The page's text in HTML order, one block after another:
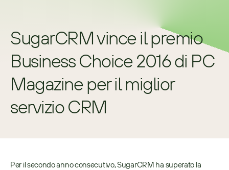
SugarCRM vince il premio
Business Choice 2016 di PC
Magazine per il miglior
servizio CRM
Per il secondo anno consecutivo, SugarCRM ha superato la